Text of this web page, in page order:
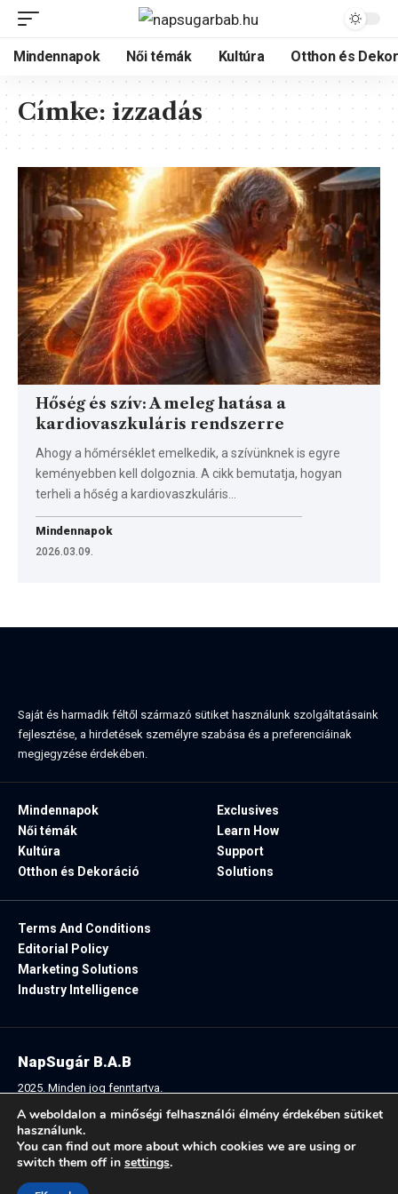
Mindennapok Női témák Kultúra Otthon és
Címke: izzadás
Hőség és szív: A meleg hatása a
kardiovaszkuláris rendszerre
Ahogy a hőmérséklet emelkedik, a szívünknek is egyre
keményebben kell dolgoznia. A cikk bemutatja, hogyan
terheli a hőség a kardiovaszkuláris…
Mindennapok
2026.03.09.
Saját és harmadik féltől származó sütiket használunk szolgáltatásaink
fejlesztése, a hirdetések személyre szabása és a preferenciáinak
megjegyzése érdekében.
Mindennapok
Női témák
Kultúra
Otthon és Dekoráció
Exclusives
Learn How
Support
Solutions
Terms And Conditions
Editorial Policy
Marketing Solutions
Industry Intelligence
Follow US:
NapSugár B.A.B
2025. Minden jog fenntartva.
A weboldalon a minőségi felhasználói élmény érdekében sütiket
használunk.
You can find out more about which cookies we are using or
switch them off in settings.